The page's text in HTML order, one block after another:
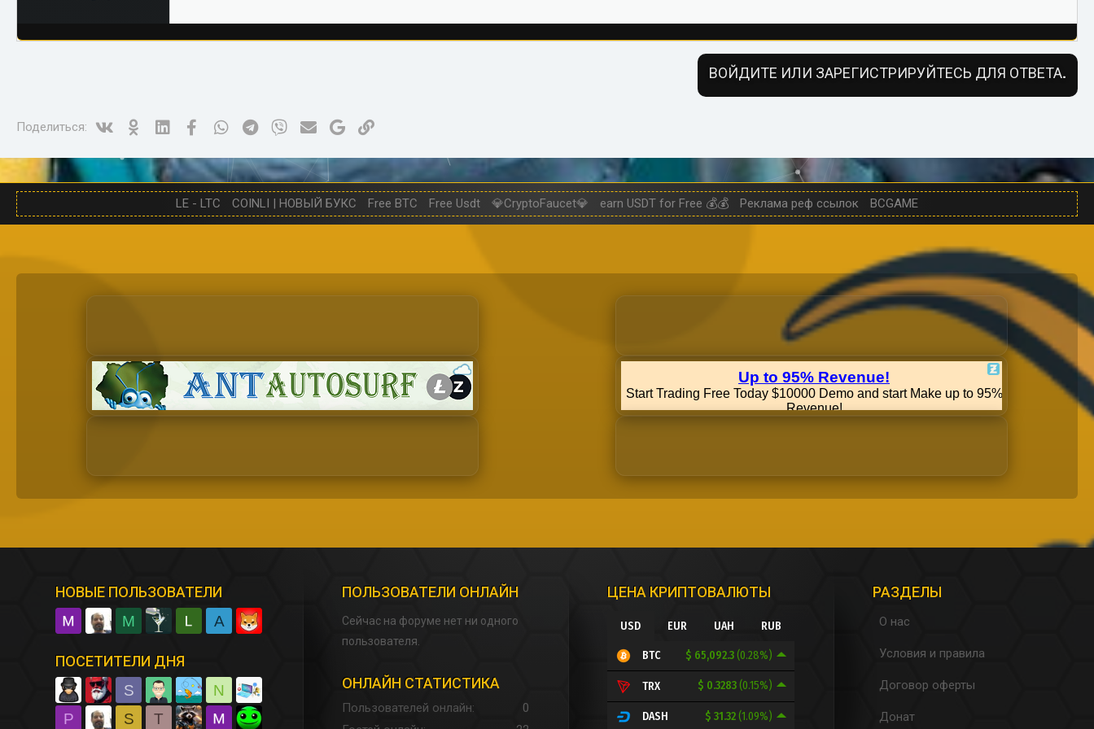
ВОЙДИТЕ ИЛИ ЗАРЕГИСТРИРУЙТЕСЬ ДЛЯ ОТВЕТА.
Поделиться: Ok Linked InFacebookWhatsAppTelegram
Viber Электронная почта
Google
LE - LTC COINLI | НОВЫЙ БУКС Free BTC Free Usdt 💎CryptoFaucet💎 earn USDT for Free 💰💰 Реклама реф ссылок BCGAME
НОВЫЕ ПОЛЬЗОВАТЕЛИ
M A
ПОСЕТИТЕЛИ ДНЯ
S
N
P
S T
ПОЛЬЗОВАТЕЛИ ОНЛАЙН
Сейчас на форуме нет ни одного
пользователя.
ОНЛАЙН СТАТИСТИКА
Пользователей онлайн
0
ЦЕНА КРИПТОВАЛЮТЫ
USD EUR UAH RUB
$ 65,092.3(0.28%)
BTC
$ 0.3283(0.15%)
TRX
$ 31.32(1.09%)
DASH
РАЗДЕЛЫ
О нас
Условия и правила
Договор оферты
Донат